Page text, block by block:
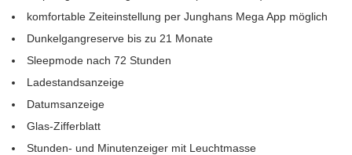
komfortable Zeiteinstellung per Junghans Mega App möglich
Dunkelgangreserve bis zu 21 Monate
Sleepmode nach 72 Stunden
Ladestandsanzeige
Datumsanzeige
Glas-Zifferblatt
Stunden- und Minutenzeiger mit Leuchtmasse